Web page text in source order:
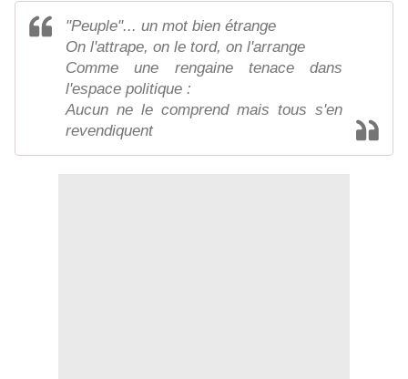
"Peuple"... un mot bien étrange
On l'attrape, on le tord, on l'arrange
Comme une rengaine tenace dans
l'espace politique :
Aucun ne le comprend mais tous s'en
revendiquent